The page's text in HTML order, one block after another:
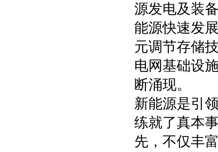
源发电及装
能源快速发
元调节存储
电网基础设
断涌现。
新能源是引
练就了真本
先，不仅丰